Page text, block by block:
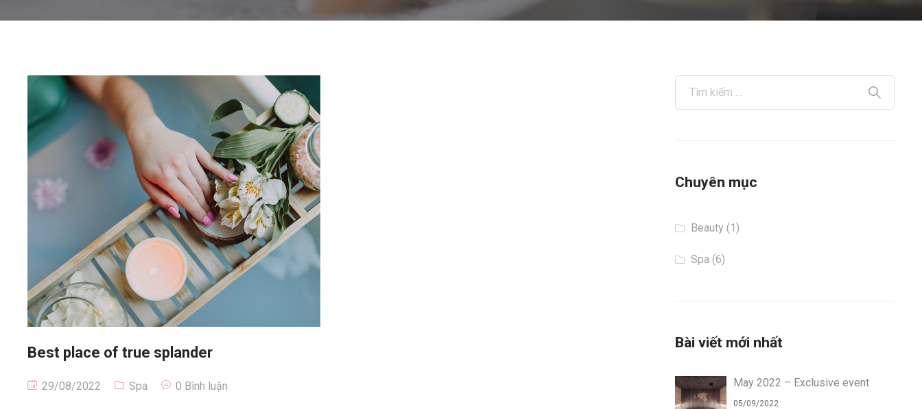
Best place of true splander
29/08/2022 Spa 0 Bình luận
Chuyên mục
Beauty (1)
Spa (6)
Bài viết mới nhất
May 2022 – Exclusive event
05/09/2022